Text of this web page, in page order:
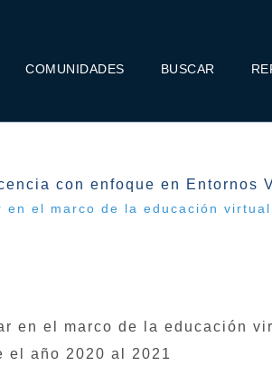
COMUNIDADES BUSCAR
con enfoque en Entornos
el marco de la educación
en el marco de la educación
el año 2020 al 2021